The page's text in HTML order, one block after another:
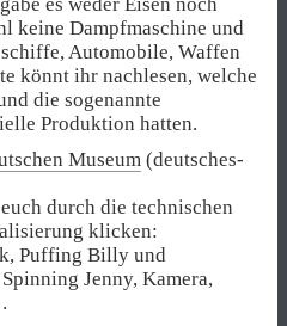
keine Dampfmaschine und
Automobile, Waffen
könnt ihr nachlesen, welche
die sogenannte
Produktion hatten.
Museum (deutsches-
durch die technischen
klicken:
Puffing Billy und
Jenny, Kamera,